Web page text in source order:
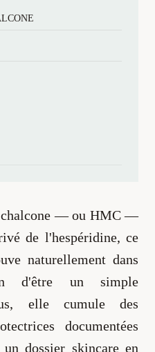
chalcone — ou HMC —
de l'hespéridine, ce
naturellement dans
d'être un simple
elle cumule des
documentées
dossier skincare en